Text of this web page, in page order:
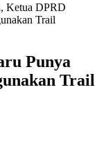
Ketua DPRD
Trail
Punya
Trail